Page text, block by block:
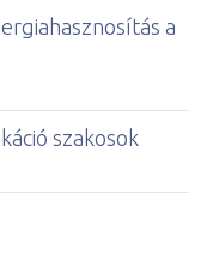
a
szakosok